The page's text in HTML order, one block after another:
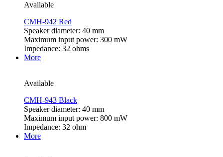
Available
CMH-942 Red
Speaker diameter: 40 mm
Maximum input power: 300 mW
Impedance: 32 ohms
More
Available
CMH-943 Black
Speaker diameter: 40 mm
Maximum input power: 800 mW
Impedance: 32 ohm
More